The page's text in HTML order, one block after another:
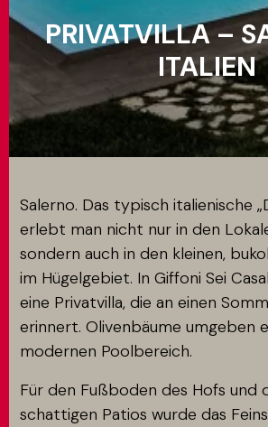
KONTAKTE
MATCH APP
SUCHEN
RESERVIERTER BEREICH
PRIVATVILLA –
ITALIEN
Salerno. Das typisch italienische
erlebt man nicht nur in den
sondern auch in den kleinen,
im Hügelgebiet. In Giffoni Sei
eine Privatvilla, die an einen
erinnert. Olivenbäume umgeben
modernen Poolbereich.
Für den Fußboden des Hofs und
schattigen Patios wurde das